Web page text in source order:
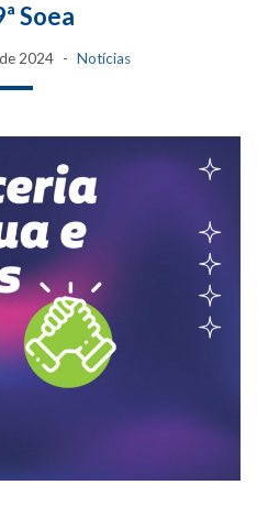
Soea
2024 Notícias